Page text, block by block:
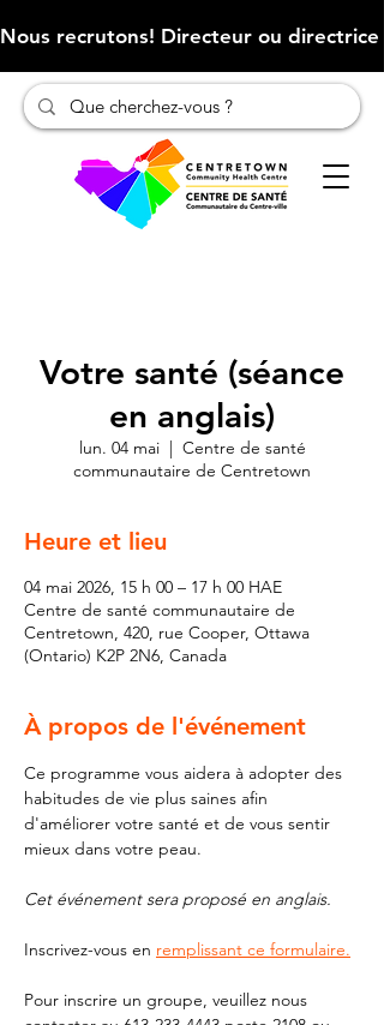
Nous recrutons! Directeur ou
Votre santé (séance
en anglais)
lun. 04 mai
  |
Centre de santé
communautaire de Centretown
Heure et lieu
04 mai 2026, 15 h 00 – 17 h 00 HAE
Centre de santé communautaire de
Centretown, 420, rue Cooper, Ottawa
(Ontario) K2P 2N6, Canada
À propos de l'événement
Ce programme vous aidera à adopter des
habitudes de vie plus saines afin
d'améliorer votre santé et de vous sentir
mieux dans votre peau.
Cet événement sera proposé en anglais.
Inscrivez-vous en remplissant ce formulaire.
Pour inscrire un groupe, veuillez nous